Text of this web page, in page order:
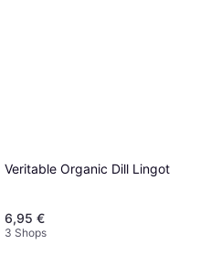
Veritable Organic Dill Lingot
6,95 €
3 Shops